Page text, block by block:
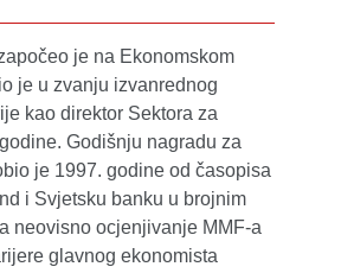
je na Ekonomskom
je u zvanju izvanrednog
kao direktor Sektora za
Godišnju nagradu za
je 1997. godine od časopisa
i Svjetsku banku u brojnim
neovisno ocjenjivanje MMF-a
glavnog ekonomista